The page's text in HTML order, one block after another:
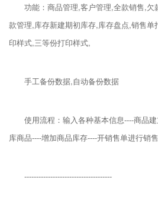
功能：商品管理,客户管理,全款销售,
款管理,库存新建期初库存,库存盘点,销售
印样式,三等份打印样式,
手工备份数据,自动备份数据
使用流程：输入各种基本信息----商品
库商品----增加商品库存----开销售单进行销
-------------------------------------